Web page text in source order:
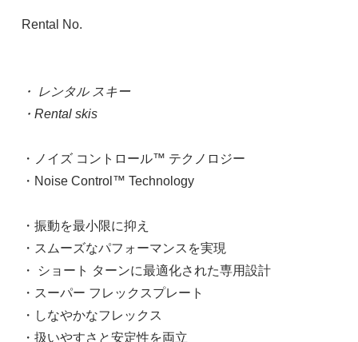
Rental No.
・ レンタル スキー
・Rental skis
・ノイズ コントロール™ テクノロジー
・Noise Control™ Technology
・振動を最小限に抑え
・スムーズなパフォーマンスを実現
・ ショート ターンに最適化された専用設計
・スーパー フレックスプレート
・しなやかなフレックス
・扱いやすさと安定性を両立